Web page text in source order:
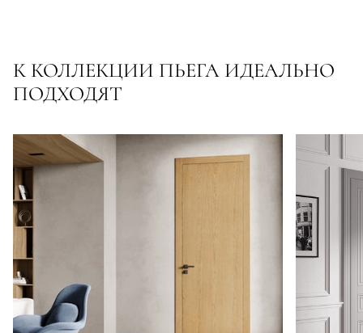
К КОЛЛЕКЦИИ ПЬЕГА ИДЕАЛЬНО
ПОДХОДЯТ